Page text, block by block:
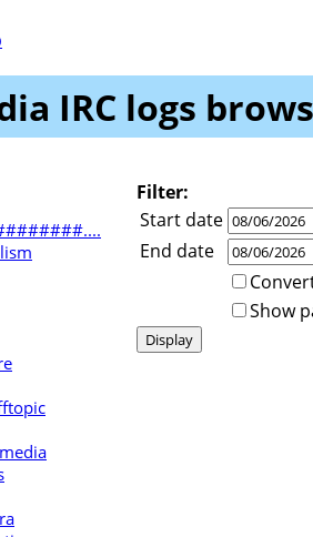
IRC logs
Filter:
Start date
End date
Show